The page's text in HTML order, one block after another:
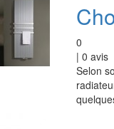
0
| 0 avis
Selon